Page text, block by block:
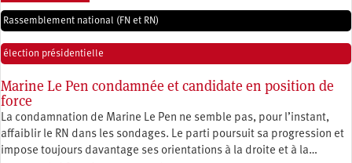
Rassemblement national (FN et RN)
élection présidentielle
Marine Le Pen condamnée et candidate en position de
force
La condamnation de Marine Le Pen ne semble pas, pour l’instant,
affaiblir le RN dans les sondages. Le parti poursuit sa progression et
impose toujours davantage ses orientations à la droite et à la…